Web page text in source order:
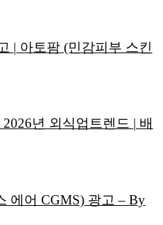
| 아토팜 (민감피부 스킨
년 외식업트렌드 | 배
에어 CGMS) 광고 – By